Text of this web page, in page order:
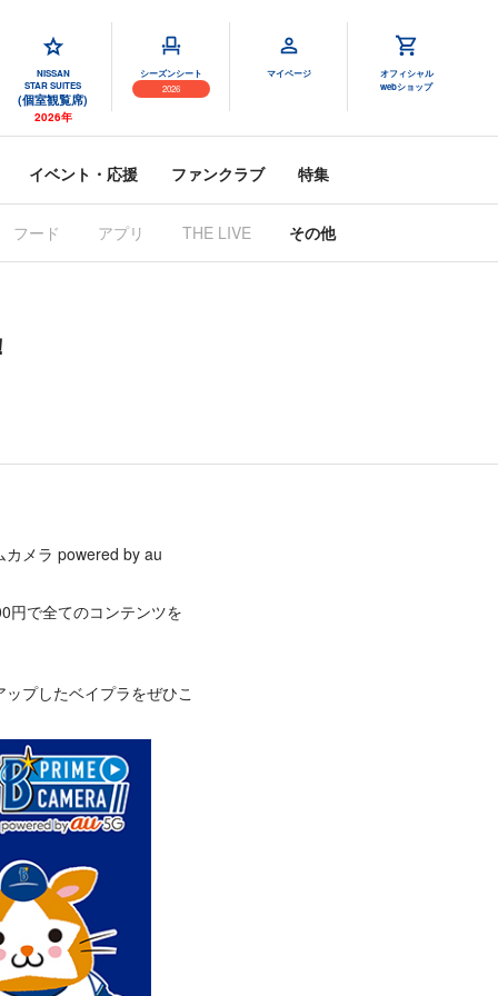
NISSAN
STAR SUITES
(個室観覧席)
2026年
シーズンシート
2026
マイページ
オフィシャル
webショップ
イベント・応援 ファンクラブ 特集
フード アプリ THE LIVE その他
カメラ powered by au
円で全てのコンテンツを
プしたベイプラをぜひこ